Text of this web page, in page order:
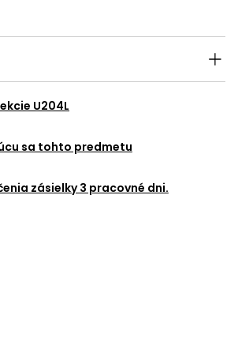
U204L
sa tohto predmetu
zásielky 3 pracovné dni.